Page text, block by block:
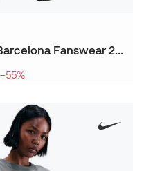
Duge hlače Fc Barcelona Fanswear 2025-2026